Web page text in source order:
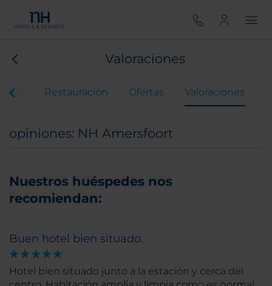
Valoraciones
Restauración Ofertas Valoraciones
opiniones: NH Amersfoort
Nuestros huéspedes nos
recomiendan:
Buen hotel bien situado.
Hotel bien situado junto a la estación y cerca del